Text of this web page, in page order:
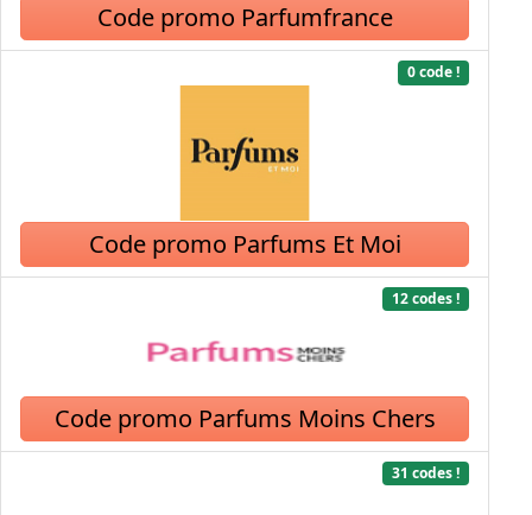
Code promo Parfumfrance
0 code !
Code promo Parfums Et Moi
12 codes !
Code promo Parfums Moins Chers
31 codes !